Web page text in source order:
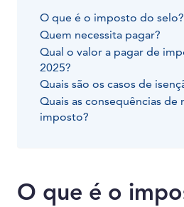
O que é o imposto do selo?
Quem necessita pagar?
Qual o valor a pagar de
2025?
Quais são os casos de
Quais as consequências de
imposto?
O que é o